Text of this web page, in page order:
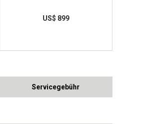
US$ 899
Servicegebühr